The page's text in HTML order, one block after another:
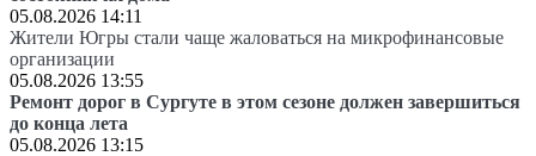
05.08.2026 14:11
Жители Югры стали чаще жаловаться на микрофинансовые
организации
05.08.2026 13:55
Ремонт дорог в Сургуте в этом сезоне должен завершиться
до конца лета
05.08.2026 13:15